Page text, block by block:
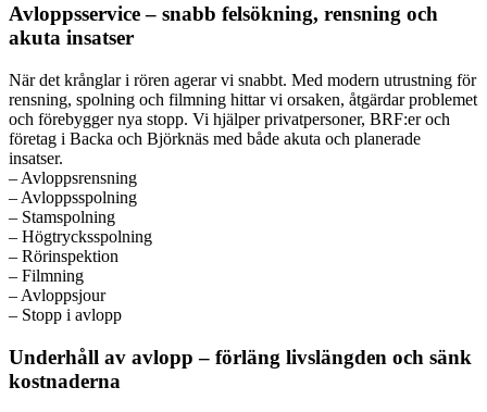
Avloppsservice – snabb felsökning, rensning och
akuta insatser
När det krånglar i rören agerar vi snabbt. Med modern utrustning för
rensning, spolning och filmning hittar vi orsaken, åtgärdar problemet
och förebygger nya stopp. Vi hjälper privatpersoner, BRF:er och
företag i Backa och Björknäs med både akuta och planerade
insatser.
– Avloppsrensning
– Avloppsspolning
– Stamspolning
– Högtrycksspolning
– Rörinspektion
– Filmning
– Avloppsjour
– Stopp i avlopp
Underhåll av avlopp – förläng livslängden och sänk
kostnaderna